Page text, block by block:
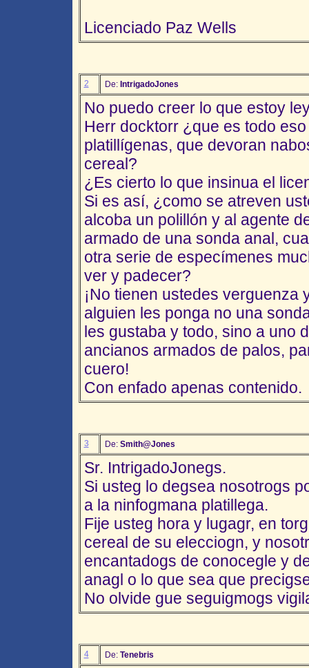
Licenciado Paz Wells
2 De: IntrigadoJones
No puedo creer lo que estoy
Herr docktorr ¿que es todo
platillígenas, que devoran
cereal?
¿Es cierto lo que insinua el
Si es así, ¿como se atreven
alcoba un polillón y al agente
armado de una sonda anal,
otra serie de especímenes
ver y padecer?
¡No tienen ustedes verguenza
alguien les ponga no una
les gustaba y todo, sino a uno
ancianos armados de palos,
cuero!
Con enfado apenas contenido.
3 De: Smith@Jones
Sr. IntrigadoJonegs.
Si usteg lo degsea nosotrogs
a la ninfogmana platillega.
Fije usteg hora y lugagr, en
cereal de su elecciogn, y
encantadogs de conocegle y
anagl o lo que sea que
No olvide gue seguigmogs
4 De: Tenebris